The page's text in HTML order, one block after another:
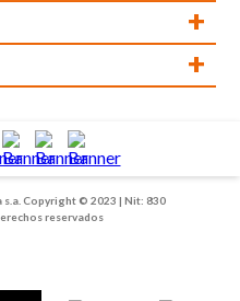
+
+
Copyright © 2023 | Nit: 830
reservados